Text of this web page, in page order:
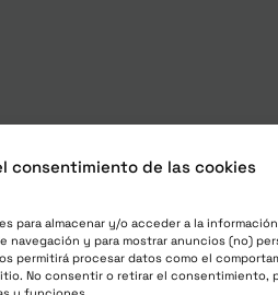
consentimiento de las cookies
para almacenar y/o acceder a la
navegación y para mostrar anuncios (no)
permitirá procesar datos como el
No consentir o retirar el consentimiento,
The Lab Letter –
60,00€ impuestos y